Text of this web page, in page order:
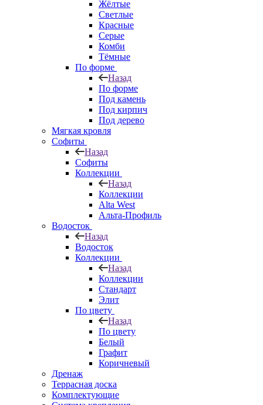
Жёлтые
Светлые
Красные
Серые
Комби
Тёмные
По форме
Назад
По форме
Под камень
Под кирпич
Под дерево
Мягкая кровля
Софиты
Назад
Софиты
Коллекции
Назад
Коллекции
Alta West
Альта-Профиль
Водосток
Назад
Водосток
Коллекции
Назад
Коллекции
Стандарт
Элит
По цвету
Назад
По цвету
Белый
Графит
Коричневый
Дренаж
Террасная доска
Комплектующие